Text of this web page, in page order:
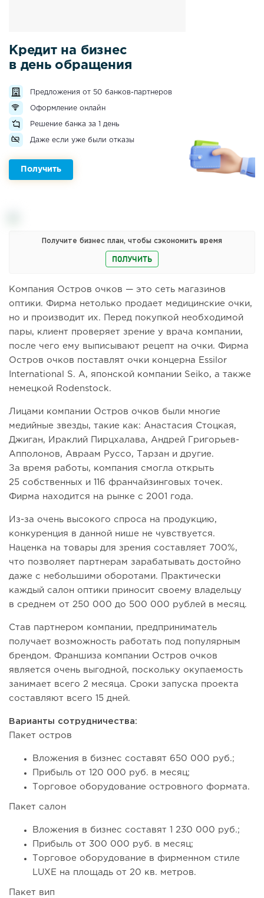
Кредит на бизнес
в день обращения
Предложения от 50 банков-партнеров
Оформление онлайн
Решение банка за 1 день
Даже если уже были отказы
Получить
Получите бизнес план, чтобы сэкономить время
ПОЛУЧИТЬ
Компания Остров очков — это сеть магазинов
оптики. Фирма нетолько продает медицинские очки,
но и производит их. Перед покупкой необходимой
пары, клиент проверяет зрение у врача компании,
после чего ему выписывают рецепт на очки. Фирма
Остров очков поставлят очки концерна Essilor
International S. A, японской компании Seiko, а также
немецкой Rodenstock.
Лицами компании Остров очков были многие
медийные звезды, такие как: Анастасия Стоцкая,
Джиган, Ираклий Пирцхалава, Андрей Григорьев-
Апполонов, Авраам Руссо, Тарзан и другие.
За время работы, компания смогла открыть
25 собственных и 116 франчайзинговых точек.
Фирма находится на рынке с 2001 года.
Из-за очень высокого спроса на продукцию,
конкуренция в данной нише не чувствуется.
Наценка на товары для зрения составляет 700%,
что позволяет партнерам зарабатывать достойно
даже с небольшими оборотами. Практически
каждый салон оптики приносит своему владельцу
в среднем от 250 000 до 500 000 рублей в месяц.
Став партнером компании, предприниматель
получает возможность работать под популярным
брендом. Франшиза компании Остров очков
является очень выгодной, поскольку окупаемость
занимает всего 2 месяца. Сроки запуска проекта
составляют всего 15 дней.
Варианты сотрудничества:
Пакет остров
Вложения в бизнес составят 650 000 руб.;
Прибыль от 120 000 руб. в месяц;
Торговое оборудование островного формата.
Пакет салон
Вложения в бизнес составят 1 230 000 руб.;
Прибыль от 300 000 руб. в месяц;
Торговое оборудование в фирменном стиле
LUXE на площадь от 20 кв. метров.
Пакет вип